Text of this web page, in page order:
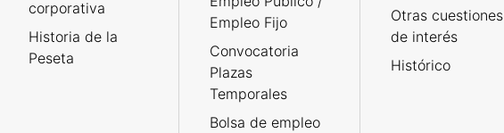
corporativa
Historia de la
Peseta
Empleo Fijo
Convocatoria
Plazas
Temporales
Bolsa de empleo
Otras cuestiones
de interés
Histórico